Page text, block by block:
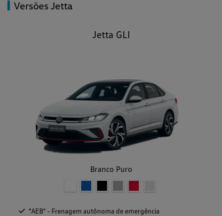
Versões Jetta
Jetta GLI
Branco Puro
"AEB" - Frenagem autônoma de emergência